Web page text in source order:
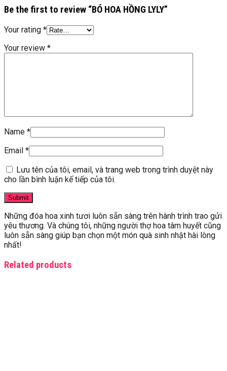
Be the first to review “BÓ HOA HỒNG LYLY”
Your rating *
Your review *
Name *
Email *
Lưu tên của tôi, email, và trang web trong trình duyệt này
cho lần bình luận kế tiếp của tôi.
Những đóa hoa xinh tươi luôn sẵn sàng trên hành trình trao gửi
yêu thương. Và chúng tôi, những người thợ hoa tâm huyết cũng
luôn sẵn sàng giúp bạn chọn một món quà sinh nhật hài lòng
nhất!
Related products